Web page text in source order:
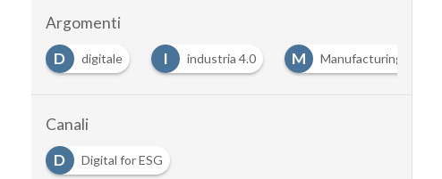
Argomenti
I industria 4.0 M Manufacturing S Smart City
Canali
D
Digital for ESG